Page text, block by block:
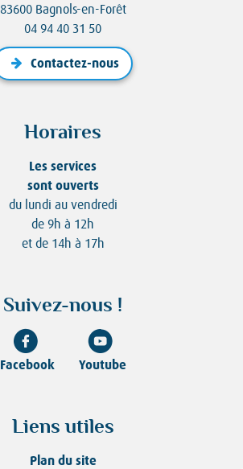
83600 Bagnols-en-Forêt
04 94 40 31 50
Contactez-nous
Horaires
Les services
sont ouverts
du lundi au vendredi
de 9h à 12h
et de 14h à 17h
Suivez-nous !
Facebook Youtube
Liens utiles
Plan du site